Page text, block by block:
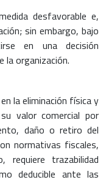
desfavorable e,
sin embargo, bajo
en una decisión
la organización.
la eliminación física y
valor comercial por
daño o retiro del
normativas fiscales,
requiere trazabilidad
deducible ante las